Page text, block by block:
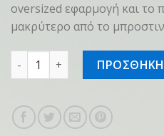
oversized εφαρμογή και το
μακρύτερο από το
T-shirt SZ XXL LOGO BACK